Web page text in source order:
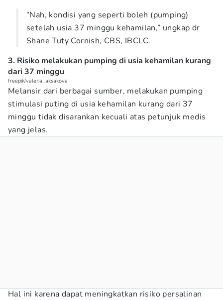
“Nah, kondisi yang seperti boleh (pumping)
setelah usia 37 minggu kehamilan,” ungkap dr
Shane Tuty Cornish, CBS, IBCLC.
3. Risiko melakukan pumping di usia kehamilan kurang
dari 37 minggu
freepik/valeria_aksakova
Melansir dari berbagai sumber, melakukan pumping
stimulasi puting di usia kehamilan kurang dari 37
minggu tidak disarankan kecuali atas petunjuk medis
yang jelas.
Hal ini karena dapat meningkatkan risiko persalinan